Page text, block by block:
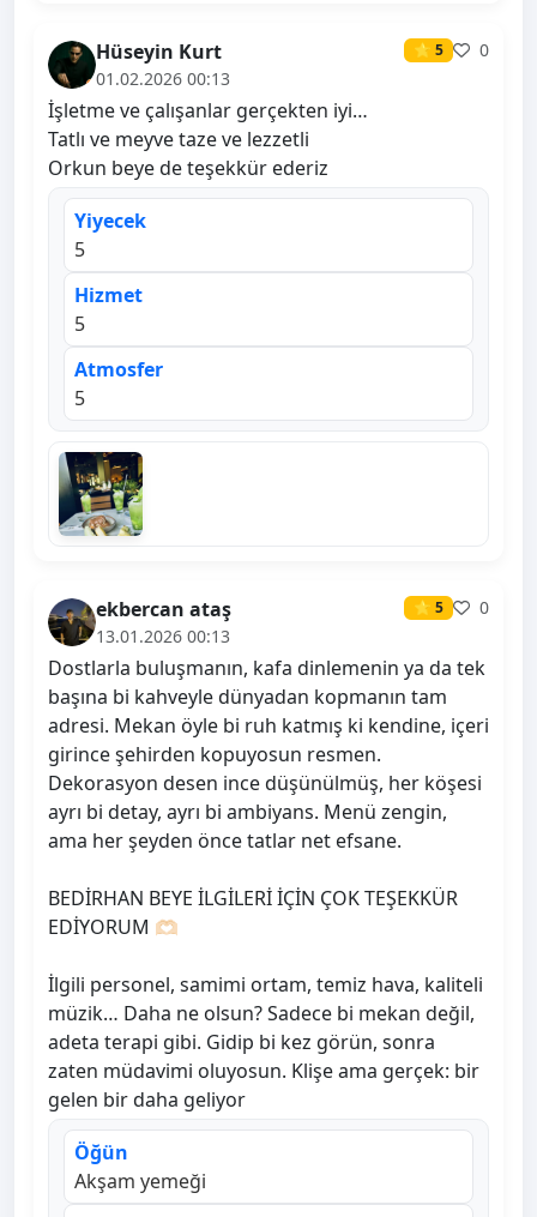
Hüseyin Kurt ⭐ 5
0
01.02.2026 00:13
İşletme ve çalışanlar gerçekten iyi…
Tatlı ve meyve taze ve lezzetli
Orkun beye de teşekkür ederiz
Yiyecek
5
Hizmet
5
Atmosfer
5
ekbercan ataş ⭐ 5
0
13.01.2026 00:13
Dostlarla buluşmanın, kafa dinlemenin ya da tek
başına bi kahveyle dünyadan kopmanın tam
adresi. Mekan öyle bi ruh katmış ki kendine, içeri
girince şehirden kopuyosun resmen.
Dekorasyon desen ince düşünülmüş, her köşesi
ayrı bi detay, ayrı bi ambiyans. Menü zengin,
ama her şeyden önce tatlar net efsane.
BEDİRHAN BEYE İLGİLERİ İÇİN ÇOK TEŞEKKÜR
EDİYORUM 🫶🏻
İlgili personel, samimi ortam, temiz hava, kaliteli
müzik… Daha ne olsun? Sadece bi mekan değil,
adeta terapi gibi. Gidip bi kez görün, sonra
zaten müdavimi oluyosun. Klişe ama gerçek: bir
gelen bir daha geliyor
Öğün
Akşam yemeği